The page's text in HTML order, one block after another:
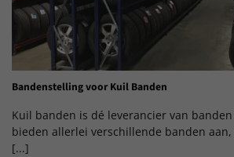
Bandenstelling voor Kuil Banden
Kuil banden is dé leverancier van
bieden allerlei verschillende banden
[...]